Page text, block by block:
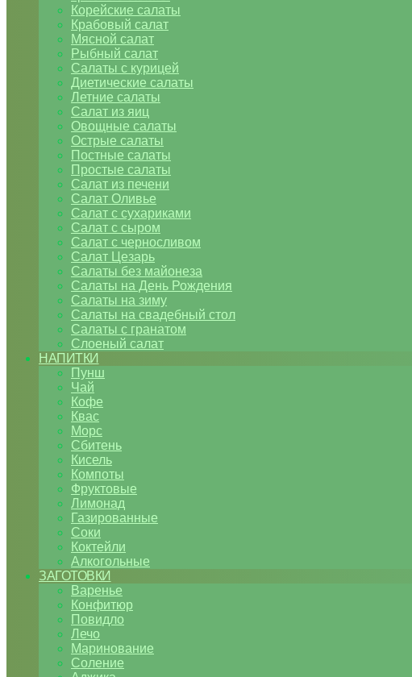
Корейские салаты
Крабовый салат
Мясной салат
Рыбный салат
Салаты с курицей
Диетические салаты
Летние салаты
Салат из яиц
Овощные салаты
Острые салаты
Постные салаты
Простые салаты
Салат из печени
Салат Оливье
Салат с сухариками
Салат с сыром
Салат с черносливом
Салат Цезарь
Салаты без майонеза
Салаты на День Рождения
Салаты на зиму
Салаты на свадебный стол
Салаты с гранатом
Слоеный салат
НАПИТКИ
Пунш
Чай
Кофе
Квас
Морс
Сбитень
Кисель
Компоты
Фруктовые
Лимонад
Газированные
Соки
Коктейли
Алкогольные
ЗАГОТОВКИ
Варенье
Конфитюр
Повидло
Лечо
Маринование
Соление